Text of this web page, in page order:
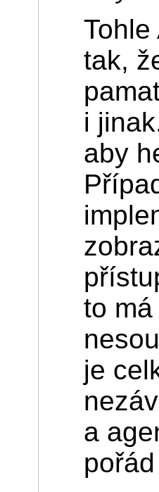
tak,
i
aby
to
je
a